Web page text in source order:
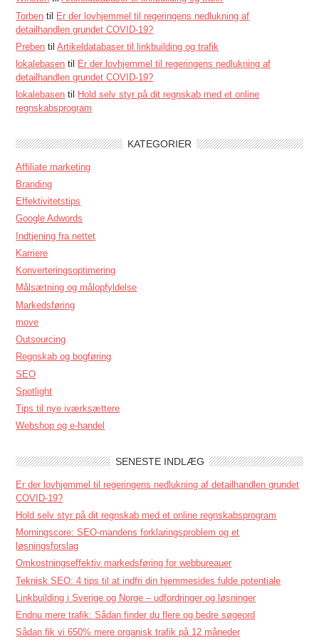
Torben til Er der lovhjemmel til regeringens nedlukning af
detailhandlen grundet COVID-19?
Preben tilArtikeldatabaser til linkbuilding og trafik
lokalebasen til
Er der lovhjemmel til regeringens nedlukning af
detailhandlen grundet COVID-19?
lokalebasen til
Hold selv styr på dit regnskab med et online
regnskabsprogram
KATEGORIER
Affiliate marketing
Branding
Effektivitetstips
Google Adwords
Indtjening fra nettet
Karriere
Konverteringsoptimering
Målsætning og målopfyldelse
Markedsføring
move
Outsourcing
Regnskab og bogføring
SEO
Spotlight
Tips til nye iværksættere
Webshop og e-handel
SENESTE INDLÆG
Er der lovhjemmel til regeringens nedlukning af detailhandlen grundet
COVID-19?
Hold selv styr på dit regnskab med et online regnskabsprogram
Morningscore: SEO-mandens forklaringsproblem og et
løsningsforslag
Omkostningseffektiv markedsføring for webbureauer
Teknisk SEO: 4 tips til at indfri din hjemmesides fulde potentiale
Linkbuilding i Sverige og Norge – udfordringer og løsninger
Endnu mere trafik: Sådan finder du flere og bedre søgeord
Sådan fik vi 650% mere organisk trafik på 12 måneder